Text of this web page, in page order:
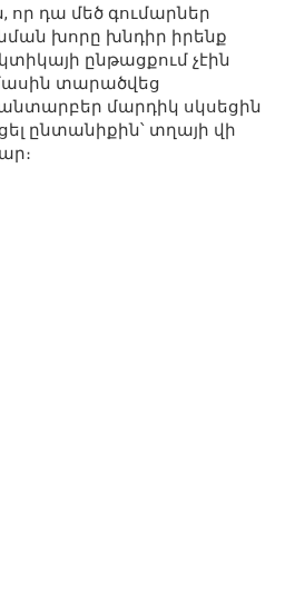
որ դա մեծ գումարներ
խորը խնդիր իրենք
ընթացքում չէին
տարածվեց
մարդիկ սկսեցին
ընտանիքին՝ տղայի վի